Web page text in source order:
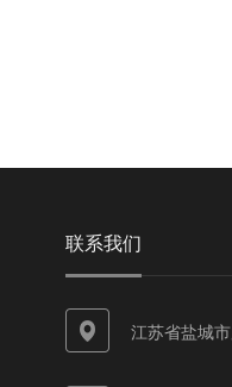
联系我们
江苏省盐城